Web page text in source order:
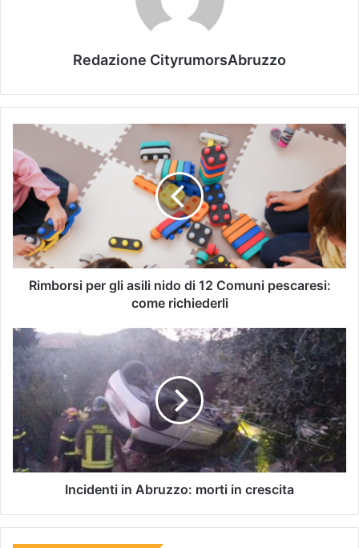
Redazione CityrumorsAbruzzo
Rimborsi per gli asili nido di 12 Comuni pescaresi:
come richiederli
Incidenti in Abruzzo: morti in crescita